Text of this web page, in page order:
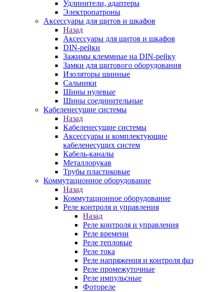
Удлинители, адаптеры
Электропатроны
Аксессуары для щитов и шкафов
Назад
Аксессуары для щитов и шкафов
DIN-рейки
Зажимы клеммные на DIN-рейку
Замки для щитового оборудования
Изоляторы шинные
Сальники
Шины нулевые
Шины соединительные
Кабеленесущие системы
Назад
Кабеленесущие системы
Аксессуары и комплектующие
кабеленесущих систем
Кабель-каналы
Металлорукав
Трубы пластиковые
Коммутационное оборудование
Назад
Коммутационное оборудование
Реле контроля и управления
Назад
Реле контроля и управления
Реле времени
Реле тепловые
Реле тока
Реле напряжения и контроля фаз
Реле промежуточные
Реле импульсные
Фотореле